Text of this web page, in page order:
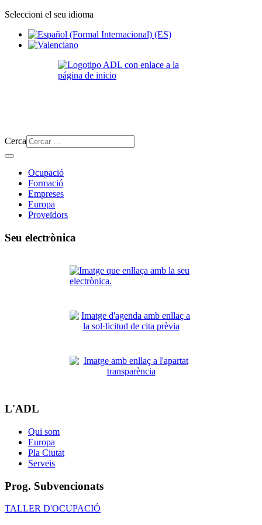
Seleccioni el seu idioma
Cerca
Ocupació
Formació
Empreses
Europa
Proveïdors
Seu electrònica
L'ADL
Qui som
Europa
Pla Ciutat
Serveis
Prog. Subvencionats
TALLER D'OCUPACIÓ